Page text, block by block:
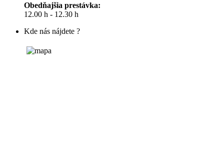
Obedňajšia prestávka:
12.00 h - 12.30 h
Kde nás nájdete ?